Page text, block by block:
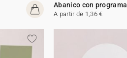
Abanico con programa
A partir de 1,36 €